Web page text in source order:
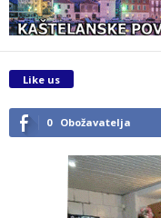
Like us
0 Obožavatelja